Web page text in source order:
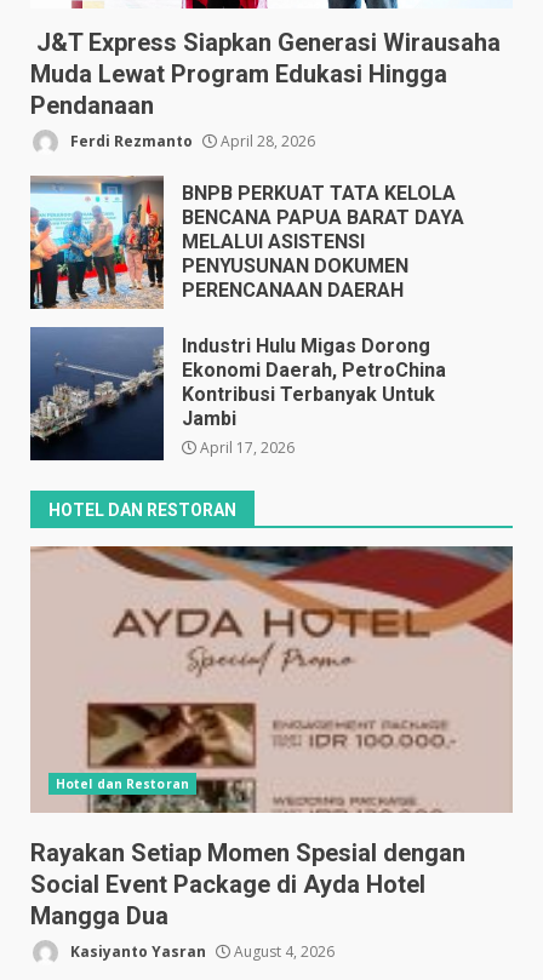
J&T Express Siapkan Generasi Wirausaha
Muda Lewat Program Edukasi Hingga
Pendanaan
Ferdi Rezmanto April 28, 2026
BNPB PERKUAT TATA KELOLA
BENCANA PAPUA BARAT DAYA
MELALUI ASISTENSI
PENYUSUNAN DOKUMEN
PERENCANAAN DAERAH
Industri Hulu Migas Dorong
Ekonomi Daerah, PetroChina
Kontribusi Terbanyak Untuk
Jambi
April 17, 2026
HOTEL DAN RESTORAN
Hotel dan Restoran
Rayakan Setiap Momen Spesial dengan
Social Event Package di Ayda Hotel
Mangga Dua
Kasiyanto Yasran August 4, 2026